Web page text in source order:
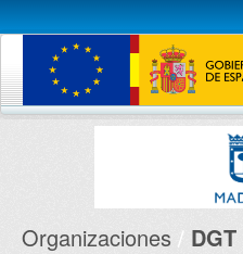
Conjuntos de datos
Organizaciones DGT